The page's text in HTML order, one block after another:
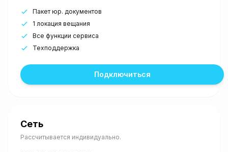
Пакет юр. документов
1 локация вещания
Все функции сервиса
Техподдержка
Подключиться
Сеть
Рассчитывается индивидуально.